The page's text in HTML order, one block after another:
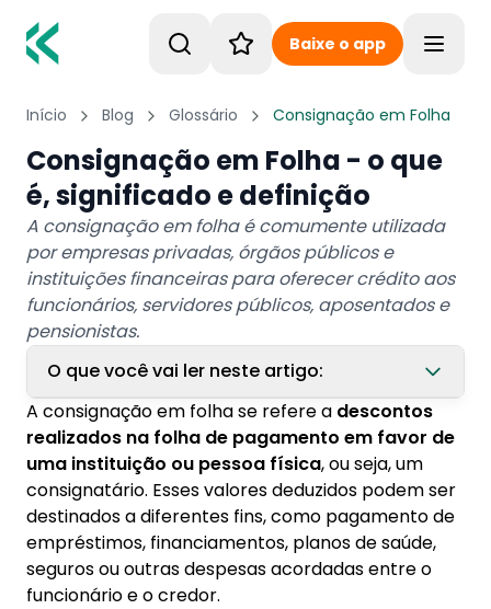
Baixe o app
Início Blog Glossário Consignação em Folha
Consignação em Folha - o que
é, significado e definição
A consignação em folha é comumente utilizada
por empresas privadas, órgãos públicos e
instituições financeiras para oferecer crédito aos
funcionários, servidores públicos, aposentados e
pensionistas.
O que você vai ler neste artigo:
1. Como funciona a consignação em folha?
2. Benefícios da consignação em folha
3. Para quem é indicada a consignação em
folha?
A consignação em folha se refere a descontos
realizados na folha de pagamento em favor de
uma instituição ou pessoa física, ou seja, um
consignatário. Esses valores deduzidos podem ser
destinados a diferentes fins, como pagamento de
empréstimos, financiamentos, planos de saúde,
seguros ou outras despesas acordadas entre o
funcionário e o credor.